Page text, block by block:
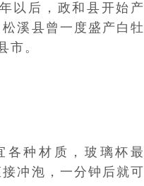
以后， 政和县开始产
松溪县曾一度盛产白牡
市。
各种材质，玻璃杯最
冲泡，一分钟后就可